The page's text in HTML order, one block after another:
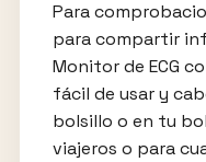
Para
para compartir
Monitor de ECG
fácil de usar y
bolsillo o en tu
viajeros o para